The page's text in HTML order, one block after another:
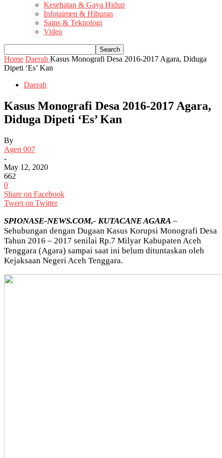
Kesehatan & Gaya Hidup
Infotaimen & Hiburan
Sains & Teknologi
Video
Home Daerah Kasus Monografi Desa 2016-2017 Agara, Diduga
Dipeti ‘Es’ Kan
Daerah
Kasus Monografi Desa 2016-2017 Agara,
Diduga Dipeti ‘Es’ Kan
By
Agen 007
-
May 12, 2020
662
0
Share on Facebook
Tweet on Twitter
SPIONASE-NEWS.COM,- KUTACANE AGARA –
Sehubungan dengan Dugaan Kasus Korupsi Monografi Desa
Tahun 2016 – 2017 senilai Rp.7 Milyar Kabupaten Aceh
Tenggara (Agara) sampai saat ini belum dituntaskan oleh
Kejaksaan Negeri Aceh Tenggara.